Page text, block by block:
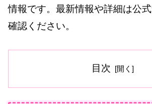
情報です。最新情報や詳細は公
確認ください。
目次